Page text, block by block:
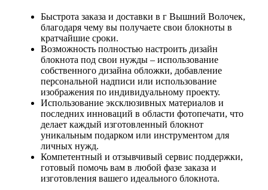
Быстрота заказа и доставки в г Вышний Волочек,
благодаря чему вы получаете свои блокноты в
кратчайшие сроки.
Возможность полностью настроить дизайн
блокнота под свои нужды – использование
собственного дизайна обложки, добавление
персональной надписи или использование
изображения по индивидуальному проекту.
Использование эксклюзивных материалов и
последних инноваций в области фотопечати, что
делает каждый изготовленный блокнот
уникальным подарком или инструментом для
личных нужд.
Компетентный и отзывчивый сервис поддержки,
готовый помочь вам в любой фазе заказа и
изготовления вашего идеального блокнота.